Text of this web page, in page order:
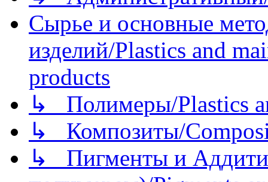
Сырье и основные
изделий/Plastics and
products
↳ Полимеры/Plastics
↳ Композиты/
↳ Пигменты и